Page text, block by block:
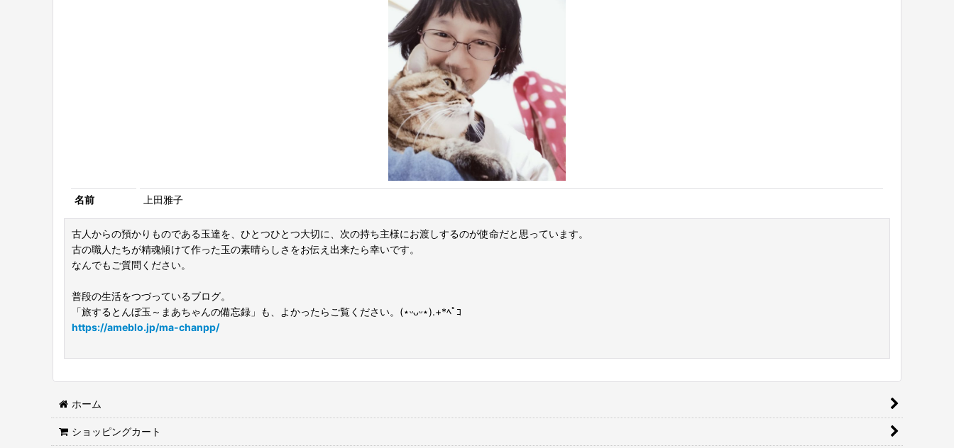
名前 上田雅子
古人からの預かりものである玉達を、ひとつひとつ大切に、次の持ち主様にお渡しするのが使命だと思っています。
古の職人たちが精魂傾けて作った玉の素晴らしさをお伝え出来たら幸いです。
なんでもご質問ください。
普段の生活をつづっているブログ。
「旅するとんぼ玉～まあちゃんの備忘録」も、よかったらご覧ください。(⋆ᵕᴗᵕ⋆).+*ﾍﾟｺ
https://ameblo.jp/ma-chanpp/
ホーム
ショッピングカート